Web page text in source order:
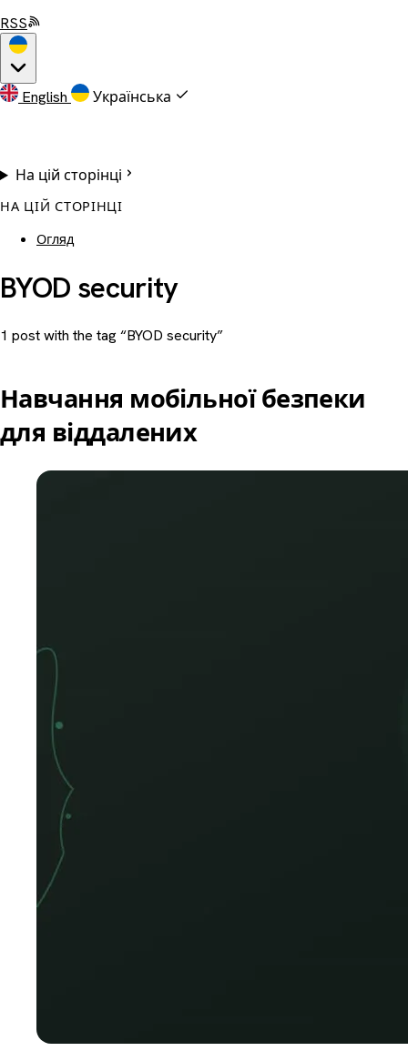
RSS
English Українська
На цій сторінці
НА ЦІЙ СТОРІНЦІ
Огляд
BYOD security
1 post with the tag “BYOD security”
Навчання мобільної безпеки
для віддалених